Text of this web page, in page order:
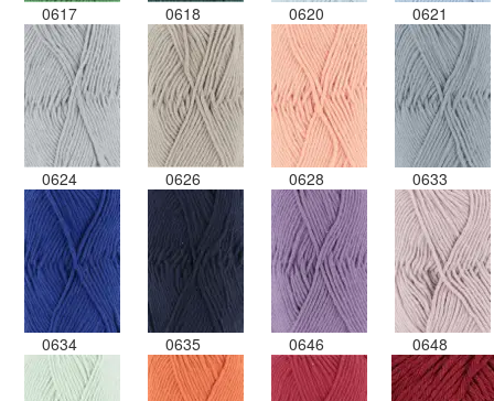
0617 0618 0620 0621
0624 0626 0628 0633
0634 0635 0646 0648